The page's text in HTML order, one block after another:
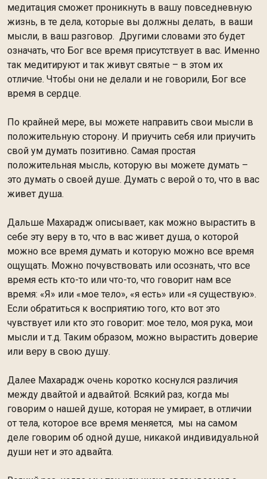
медитация сможет проникнуть в вашу повседневную
жизнь, в те дела, которые вы должны делать, в ваши
мысли, в ваш разговор. Другими словами это будет
означать, что Бог все время присутствует в вас. Именно
так медитируют и так живут святые – в этом их
отличие. Чтобы они не делали и не говорили, Бог все
время в сердце.
По крайней мере, вы можете направить свои мысли в
положительную сторону. И приучить себя или приучить
свой ум думать позитивно. Самая простая
положительная мысль, которую вы можете думать –
это думать о своей душе. Думать с верой о то, что в вас
живет душа.
Дальше Махарадж описывает, как можно вырастить в
себе эту веру в то, что в вас живет душа, о которой
можно все время думать и которую можно все время
ощущать. Можно почувствовать или осознать, что все
время есть кто-то или что-то, что говорит нам все
время: «Я» или «мое тело», «я есть» или «я существую».
Если обратиться к восприятию того, кто вот это
чувствует или кто это говорит: мое тело, моя рука, мои
мысли и т.д. Таким образом, можно вырастить доверие
или веру в свою душу.
Далее Махарадж очень коротко коснулся различия
между двайтой и адвайтой. Всякий раз, когда мы
говорим о нашей душе, которая не умирает, в отличии
от тела, которое все время меняется, мы на самом
деле говорим об одной душе, никакой индивидуальной
души нет и это адвайта.